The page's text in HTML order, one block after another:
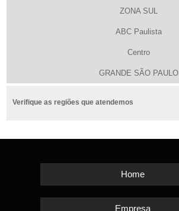
ZONA SUL
ABC Paulista
Centro
GRANDE SÃO PAULO
Verifique as regiões que atendemos
Home
Empresa